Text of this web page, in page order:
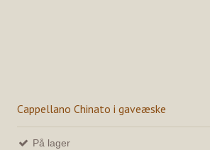
Cappellano Chinato i gaveæske
På lager